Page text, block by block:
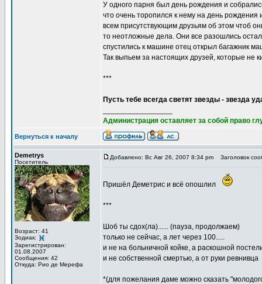
У одного парня был день рождения и
что очень торопился к нему на день рождения
всем присутствующим друзьям об этом чтоб
то неотложные дела. Они все разошлись
спустились к машине отец открыл багажник
Так выпьем за настоящих друзей, которые не
***
Пусть тебе всегда светят звезды - звезда
Администрация оставляет за собой право
Вернуться к началу
Demetrys
Посетитель
Возраст: 41
Зодиак:
Зарегистрирован:
01.08.2007
Сообщения: 42
Откуда: Рио де Мерефа
Добавлено: Вс Авг 26, 2007 8:34 pm Заголовок
Пришёл Деметрис и всё опошлил
***
Шоб ты сдох(ла)...... (пауза, продолжаем)
только не сейчас, а лет через 100.....
и не на больничной койке, а раскошной
и не собственной смертью, а от руки ревнивца
*(для пожелания даме можно сказать